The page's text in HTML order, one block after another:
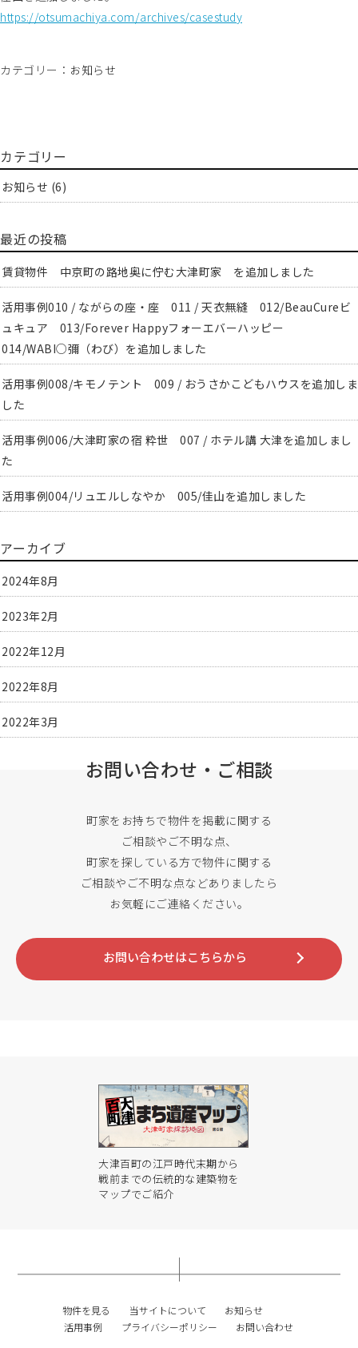
https://otsumachiya.com/archives/casestudy
カテゴリー： お知らせ
カテゴリー
お知らせ (6)
最近の投稿
賃貸物件 中京町の路地奥に佇む大津町家 を追加しました
活用事例010 / ながらの座・座 011 / 天衣無縫 012/BeauCureビ
ュキュア 013/Forever Happyフォーエバーハッピー
014/WABI○彌（わび）を追加しました
活用事例008/キモノテント 009 / おうさかこどもハウスを追加しま
した
活用事例006/大津町家の宿 粋世 007 / ホテル講 大津を追加しまし
た
活用事例004/リュエルしなやか 005/佳山を追加しました
アーカイブ
2024年8月
2023年2月
2022年12月
2022年8月
2022年3月
お問い合わせ・ご相談
町家をお持ちで物件を掲載に関する
ご相談やご不明な点、
町家を探している方で物件に関する
ご相談やご不明な点などありましたら
お気軽にご連絡ください。
お問い合わせはこちらから
大津百町の江戸時代末期から
戦前までの伝統的な建築物を
マップでご紹介
物件を見る 当サイトについて
お知らせ
活用事例
プライバシーポリシー お問い合わせ